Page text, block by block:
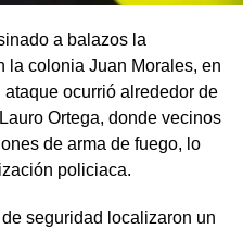
a balazos la
la colonia Juan Morales, en
ocurrió alrededor de
Ortega, donde vecinos
de arma de fuego, lo
policiaca.
seguridad localizaron un